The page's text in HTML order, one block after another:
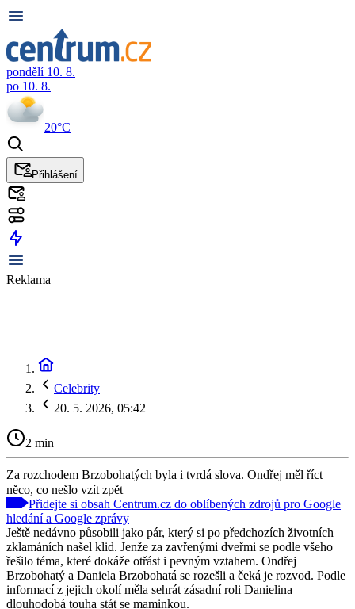
pondělí 10. 8.
po 10. 8.
20°C
Přihlášení
Reklama
Celebrity
20. 5. 2026, 05:42
2 min
Za rozchodem Brzobohatých byla i tvrdá slova. Ondřej měl říct
něco, co nešlo vzít zpět
Přidejte si obsah Centrum.cz do oblíbených zdrojů pro Google
hledání a Google zprávy
Ještě nedávno působili jako pár, který si po předchozích životních
zklamáních našel klid. Jenže za zavřenými dveřmi se podle všeho
řešilo téma, které dokáže otřást i pevným vztahem. Ondřej
Brzobohatý a Daniela Brzobohatá se rozešli a čeká je rozvod. Podle
informací z jejich okolí měla sehrát zásadní roli Danielina
dlouhodobá touha stát se maminkou.